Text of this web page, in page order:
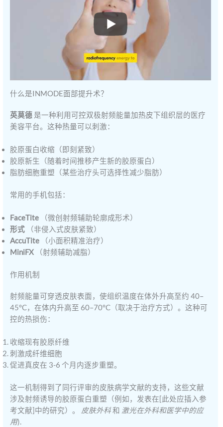
什么是INMODE面部提升术？
英莫德 是一种利用可控双极射频能量加热皮下组织层的医疗
美容平台。这种热量可以刺激：
胶原蛋白收缩（即刻紧致）
胶原新生（随着时间推移产生新的胶原蛋白）
脂肪细胞重塑（某些治疗头可选择性减少脂肪）
常用的手机包括：
FaceTite （微创射频辅助轮廓成形术）
形式 （非侵入式皮肤紧致）
AccuTite （小面积精准治疗）
MiniFX （射频辅助减脂）
作用机制
射频能量可穿透皮肤表面，使组织温度在体外升高至约 40–
45°C，在体内升高至 60–70°C（取决于治疗方式）。这种可
控的热损伤：
收缩现有胶原纤维
刺激成纤维细胞
促进真皮在 3-6 个月内逐步重塑。
这一机制得到了同行评审的皮肤病学文献的支持，这些文献
涉及射频诱导的胶原蛋白重塑（例如，发表在[此处应插入参
考文献]中的研究）。 皮肤外科和 激光在外科和医学中的应
用).